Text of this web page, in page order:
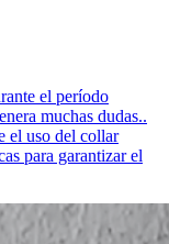
el período
muchas dudas..
el uso del collar
para garantizar el